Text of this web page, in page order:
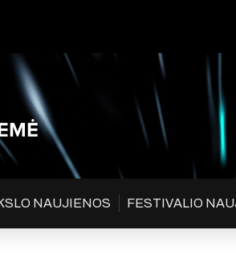
NAUJIENOS FESTIVALIO